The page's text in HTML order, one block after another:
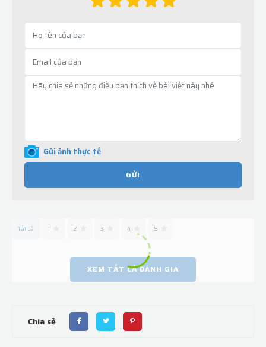
Gửi ảnh thực tế
GỬI
Tất cả 1 2 3 4 5
XEM TẤT CẢ ĐÁNH GIÁ
Chia sẻ